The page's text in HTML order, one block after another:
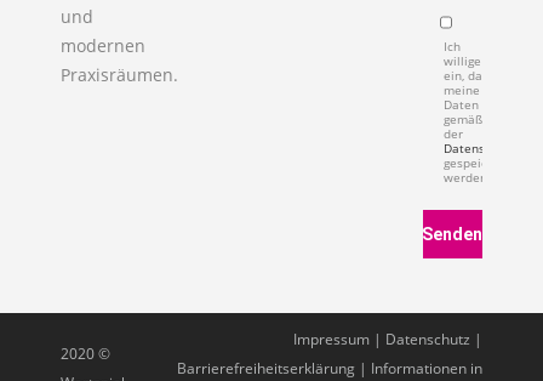
und
modernen
Praxisräumen.
Ich
willige
ein, dass
meine
Daten
gemäß
der
gespeichert
werden.
2020 ©
Impressum | Datenschutz |
Barrierefreiheitserklärung | Informationen in